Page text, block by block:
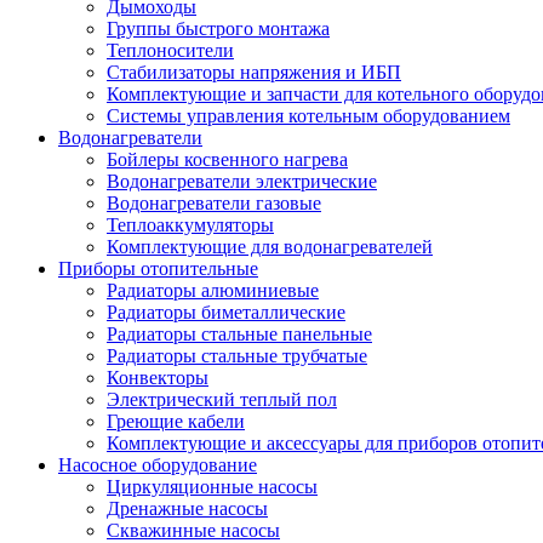
Дымоходы
Группы быстрого монтажа
Теплоносители
Стабилизаторы напряжения и ИБП
Комплектующие и запчасти для котельного
Системы управления котельным оборудованием
Водонагреватели
Бойлеры косвенного нагрева
Водонагреватели электрические
Водонагреватели газовые
Теплоаккумуляторы
Комплектующие для водонагревателей
Приборы отопительные
Радиаторы алюминиевые
Радиаторы биметаллические
Радиаторы стальные панельные
Радиаторы стальные трубчатые
Конвекторы
Электрический теплый пол
Греющие кабели
Комплектующие и аксессуары для приборов
Насосное оборудование
Циркуляционные насосы
Дренажные насосы
Скважинные насосы